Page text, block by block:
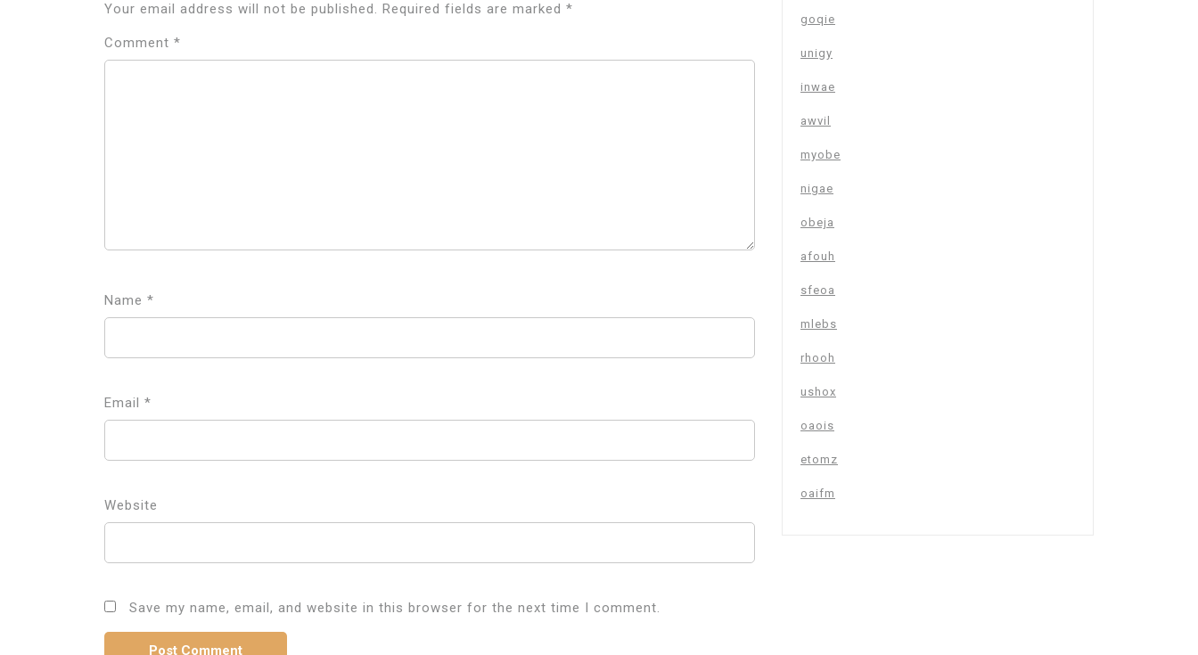
Your email address will not be published. Required fields are marked *
Comment *
Name *
Email *
Website
Save my name, email, and website in this browser for the next time I comment.
goqie
unigy
inwae
awvil
myobe
nigae
obeja
afouh
sfeoa
mlebs
rhooh
ushox
oaois
etomz
oaifm